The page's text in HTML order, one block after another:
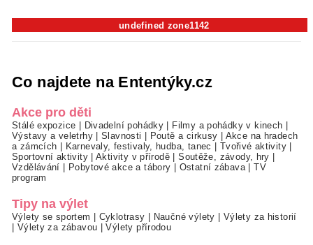
undefined zone1142
Co najdete na Ententýky.cz
Akce pro děti
Stálé expozice Divadelní pohádky Filmy a pohádky v kinech
Výstavy a veletrhy|Slavnosti Poutě a cirkusy
Akce na hradech
a zámcích
Karnevaly, festivaly, hudba, tanec Tvořivé aktivity
Sportovní aktivity|Aktivity v přírodě |Soutěže, závody, hry
Vzdělávání
Pobytové akce a tábory Ostatní zábava |TV
program
Tipy na výlet
Výlety se sportem Cyklotrasy Naučné výlety
Výlety za historií
Výlety za zábavou |Výlety přírodou